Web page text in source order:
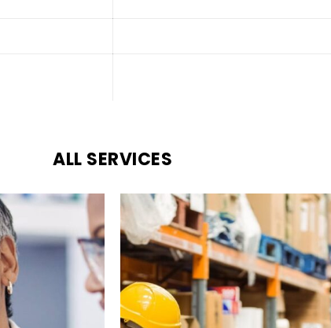
ALL SERVICES